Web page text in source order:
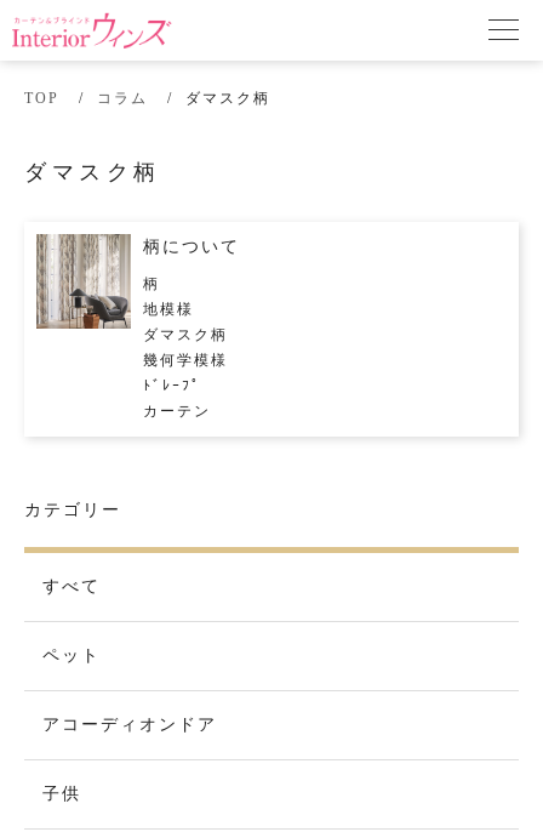
TOP コラム ダマスク柄
ダマスク柄
柄について
柄
地模様
ダマスク柄
幾何学模様
ﾄﾞﾚｰﾌﾟ
カーテン
カテゴリー
すべて
ペット
アコーディオンドア
子供